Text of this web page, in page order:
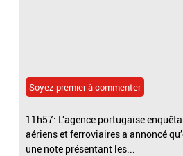
Soyez premier à commenter
11h57: L’agence portugaise
aériens et ferroviaires a annoncé
une note présentant les...